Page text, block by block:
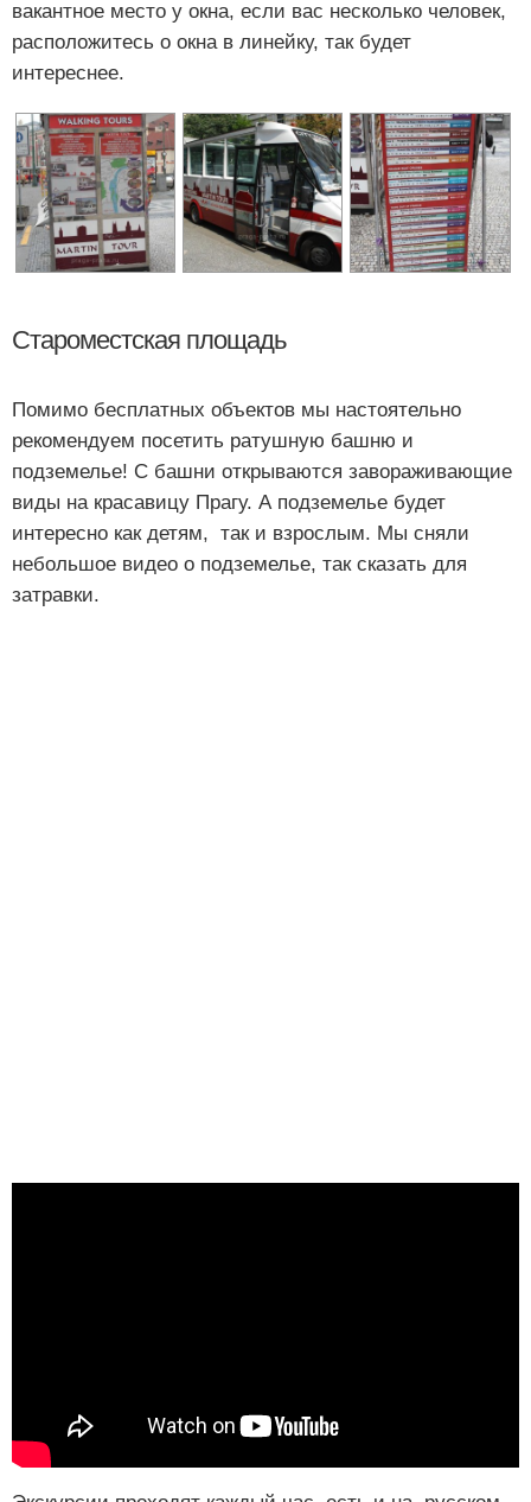
вакантное место у окна, если вас несколько человек,
расположитесь о окна в линейку, так будет
интереснее.
Староместская площадь
Помимо бесплатных объектов мы настоятельно
рекомендуем посетить ратушную башню и
подземелье! С башни открываются завораживающие
виды на красавицу Прагу. А подземелье будет
интересно как детям, так и взрослым. Мы сняли
небольшое видео о подземелье, так сказать для
затравки.